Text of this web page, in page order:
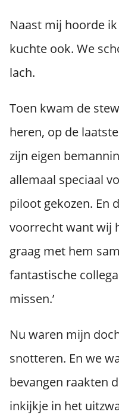
Naast mij hoorde
kuchte ook. We
lach.
Toen kwam de
heren, op de
zijn eigen
allemaal speciaal
piloot gekozen. En
voorrecht want wij
graag met hem
fantastische
missen.’
Nu waren mijn
snotteren. En we
bevangen raakten
inkijkje in het